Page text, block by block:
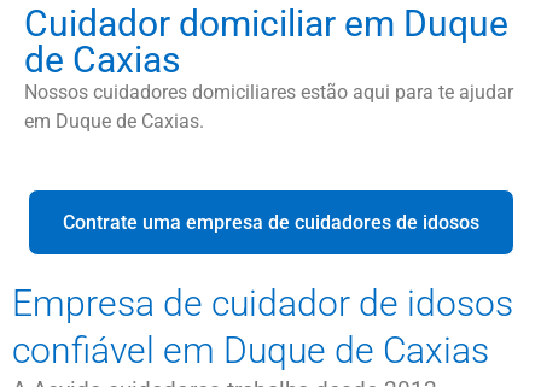
Cuidador domiciliar em Duque
de Caxias
Nossos cuidadores domiciliares estão aqui para te ajudar
em Duque de Caxias.
Contrate uma empresa de cuidadores de idosos
Empresa de cuidador de idosos
confiável em Duque de Caxias